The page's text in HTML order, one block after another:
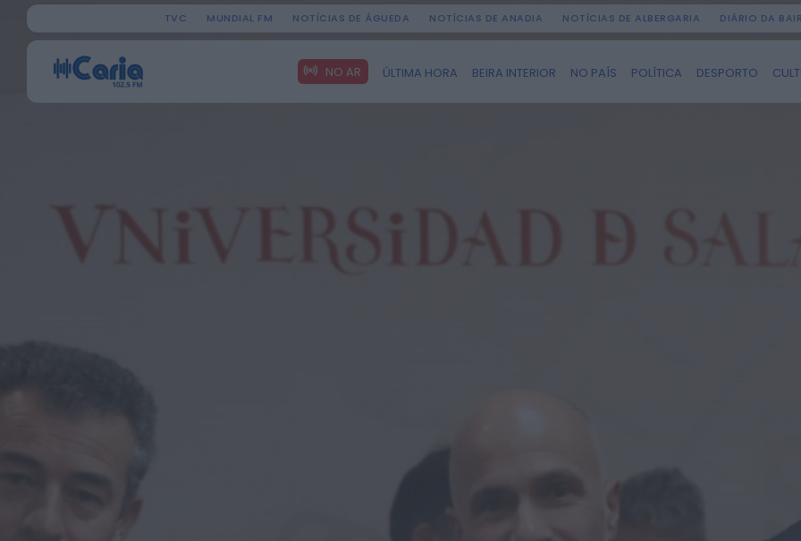
TVC MUNDIAL FM NOTÍCIAS DE ÁGUEDA NOTÍCIAS DE ANADIA NOTÍCIAS DE ALBERGARIA DIÁRIO DA
NO AR ÚLTIMA HORA BEIRA INTERIOR NO PAÍS POLÍTICA DESPORTO
Search
for: